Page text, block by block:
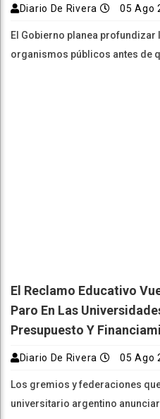
Diario De Rivera 05 Ago
El Gobierno planea
organismos públicos antes de
El Reclamo Educativo
Paro En Las
Presupuesto Y
Diario De Rivera 05 Ago
Los gremios y federaciones
universitario argentino